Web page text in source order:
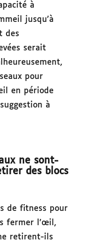
à
jusqu’à
des
serait
pour
en période
à
ne sont-
des blocs
de fitness pour
fermer l’œil,
retirent-ils